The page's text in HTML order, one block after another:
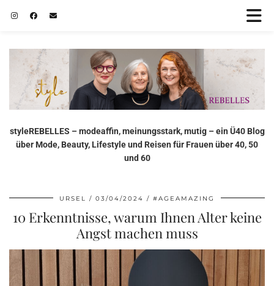
styleREBELLES – modeaffin, meinungsstark, mutig – ein Ü40 Blog
über Mode, Beauty, Lifestyle und Reisen für Frauen über 40, 50
und 60
URSEL 03/04/2024 #AGEAMAZING
10 Erkenntnisse, warum Ihnen Alter keine
Angst machen muss